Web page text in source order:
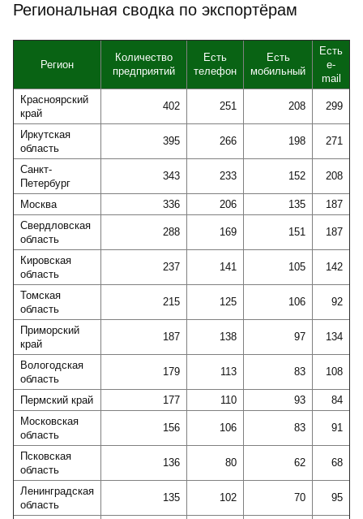
Региональная сводка по экспортёрам
Регион
Количество
предприятий
Есть
телефон
Есть
мобильный
Есть
e-
mail
Красноярский
край
402 251 208 299
Иркутская
область
395 266 198 271
Санкт-
Петербург
343 233 152 208
Москва 336 206 135
187
Свердловская
область
288 169 151 187
Кировская
область
237 141 105 142
Томская
область
215 125 106 92
Приморский
край
187 138 97 134
Вологодская
область
179 113 83 108
Пермский край 177 110 93
84
Московская
область
156 106 83 91
Псковская
область
136 80 62 68
Ленинградская
область
135 102 70 95